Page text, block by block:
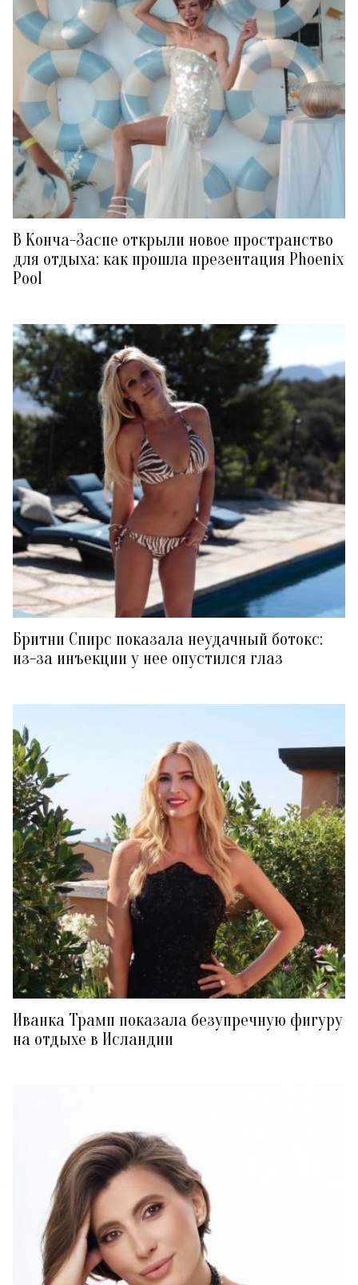
В Конча-Заспе открыли новое пространство
для отдыха: как прошла презентация Phoenix
Pool
Бритни Спирс показала неудачный ботокс:
из-за инъекции у нее опустился глаз
Иванка Трамп показала безупречную фигуру
на отдыхе в Исландии